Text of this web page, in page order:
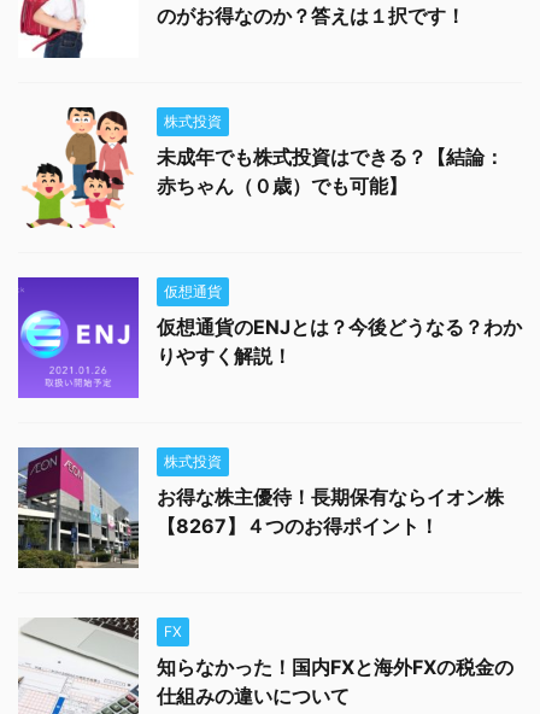
のがお得なのか？答えは１択です！
株式投資
未成年でも株式投資はできる？【結論：
赤ちゃん（０歳）でも可能】
仮想通貨
仮想通貨のENJとは？今後どうなる？わか
りやすく解説！
株式投資
お得な株主優待！長期保有ならイオン株
【8267】４つのお得ポイント！
FX
知らなかった！国内FXと海外FXの税金の
仕組みの違いについて